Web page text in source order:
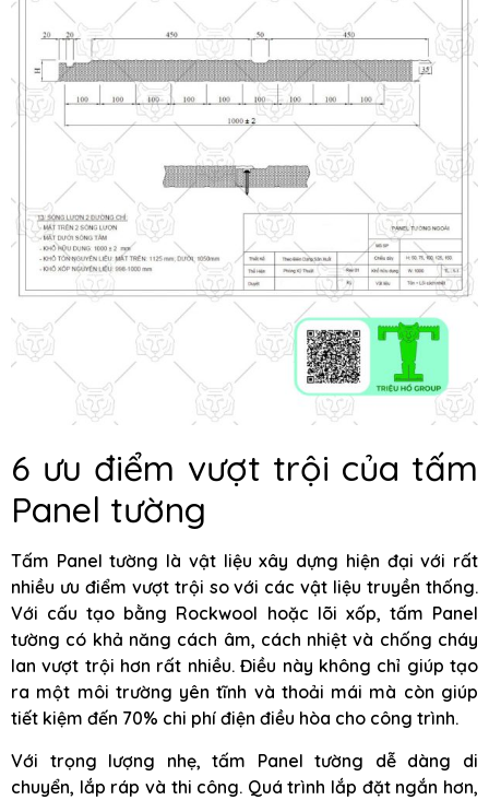
6 ưu điểm vượt trội của tấm
Panel tường
Tấm Panel tường là vật liệu xây dựng hiện đại với rất
nhiều ưu điểm vượt trội so với các vật liệu truyền thống.
Với cấu tạo bằng Rockwool hoặc lõi xốp, tấm Panel
tường có khả năng cách âm, cách nhiệt và chống cháy
lan vượt trội hơn rất nhiều. Điều này không chỉ giúp tạo
ra một môi trường yên tĩnh và thoải mái mà còn giúp
tiết kiệm đến 70% chi phí điện điều hòa cho công trình.
Với trọng lượng nhẹ, tấm Panel tường dễ dàng di
chuyển, lắp ráp và thi công. Quá trình lắp đặt ngắn hơn,